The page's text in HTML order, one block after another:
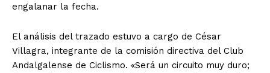
engalanar la fecha.
El análisis del trazado estuvo a cargo de César
Villagra, integrante de la comisión directiva del Club
Andalgalense de Ciclismo. «Será un circuito muy duro;